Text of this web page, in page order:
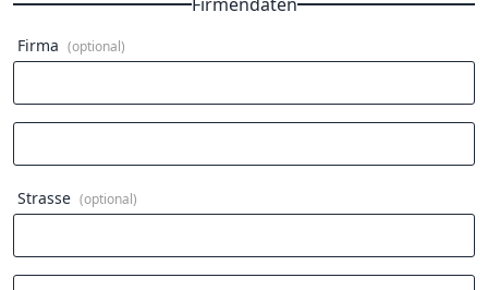
Firma (optional)
Strasse (optional)